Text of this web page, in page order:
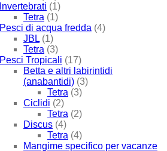
Invertebrati (1)
Tetra (1)
Pesci di acqua fredda (4)
JBL (1)
Tetra (3)
Pesci Tropicali (17)
Betta e altri labirintidi
(anabantidi) (3)
Tetra (3)
Ciclidi (2)
Tetra (2)
Discus (4)
Tetra (4)
Mangime specifico per vacanze